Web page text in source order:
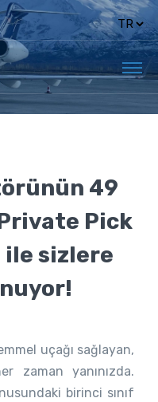
49
Pick
ile sizlere
uçağı sağlayan,
zaman yanınızda.
birinci sınıf